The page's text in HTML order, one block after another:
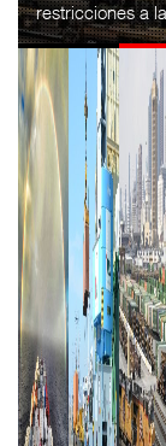
Contenedores